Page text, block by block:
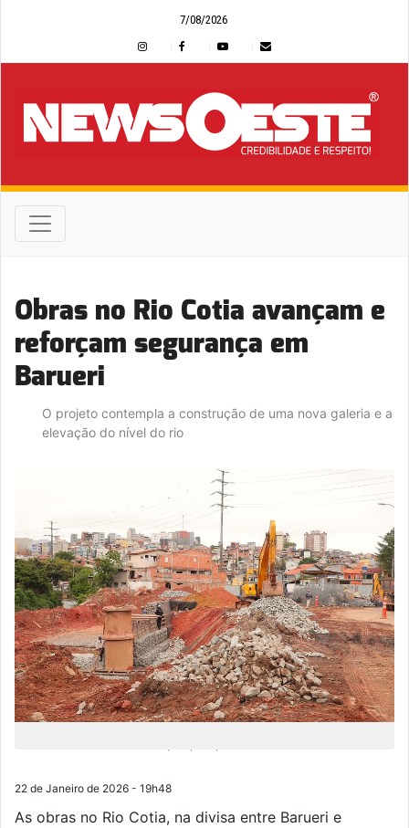
7/08/2026
Obras no Rio Cotia avançam e
reforçam segurança em
Barueri
O projeto contempla a construção de uma nova galeria e a
elevação do nível do rio
22 de Janeiro de 2026 - 19h48
As obras no Rio Cotia, na divisa entre Barueri e